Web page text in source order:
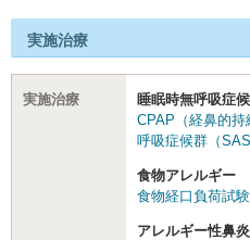
実施治療
実施治療
睡眠時無呼吸症
CPAP（経鼻的
呼吸症候群（
食物アレルギー
食物経口負荷試験
アレルギー性鼻